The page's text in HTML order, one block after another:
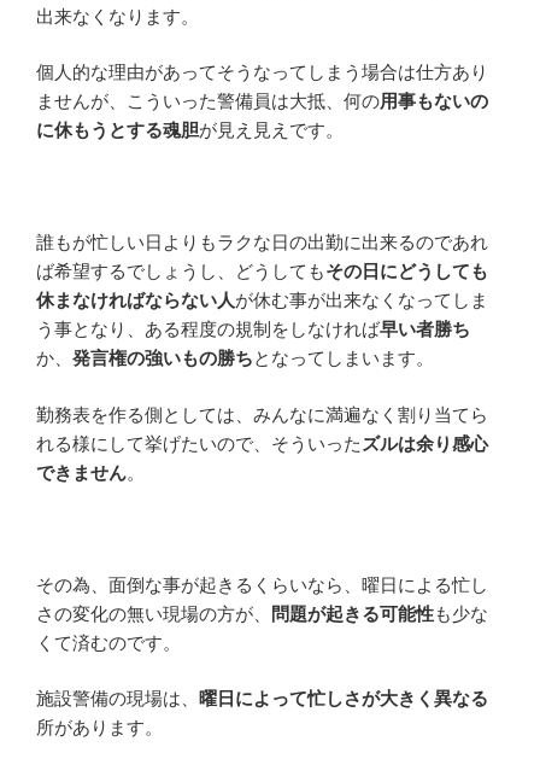
出来なくなります。
個人的な理由があってそうなってしまう場合は仕方あり
ませんが、こういった警備員は大抵、何の用事もないの
に休もうとする魂胆が見え見えです。
誰もが忙しい日よりもラクな日の出勤に出来るのであれ
ば希望するでしょうし、どうしてもその日にどうしても
休まなければならない人が休む事が出来なくなってしま
う事となり、ある程度の規制をしなければ早い者勝ち
か、 発言権の強いもの勝ちとなってしまいます。
勤務表を作る側としては、みんなに満遍なく割り当てら
れる様にして挙げたいので、そういった ズルは余り感心
できません。
その為、面倒な事が起きるくらいなら、曜日による忙し
さの変化の無い現場の方が、
問題が起きる可能性も少な
くて済むのです。
施設警備の現場は、 曜日によって忙しさが大きく異なる
所があります。